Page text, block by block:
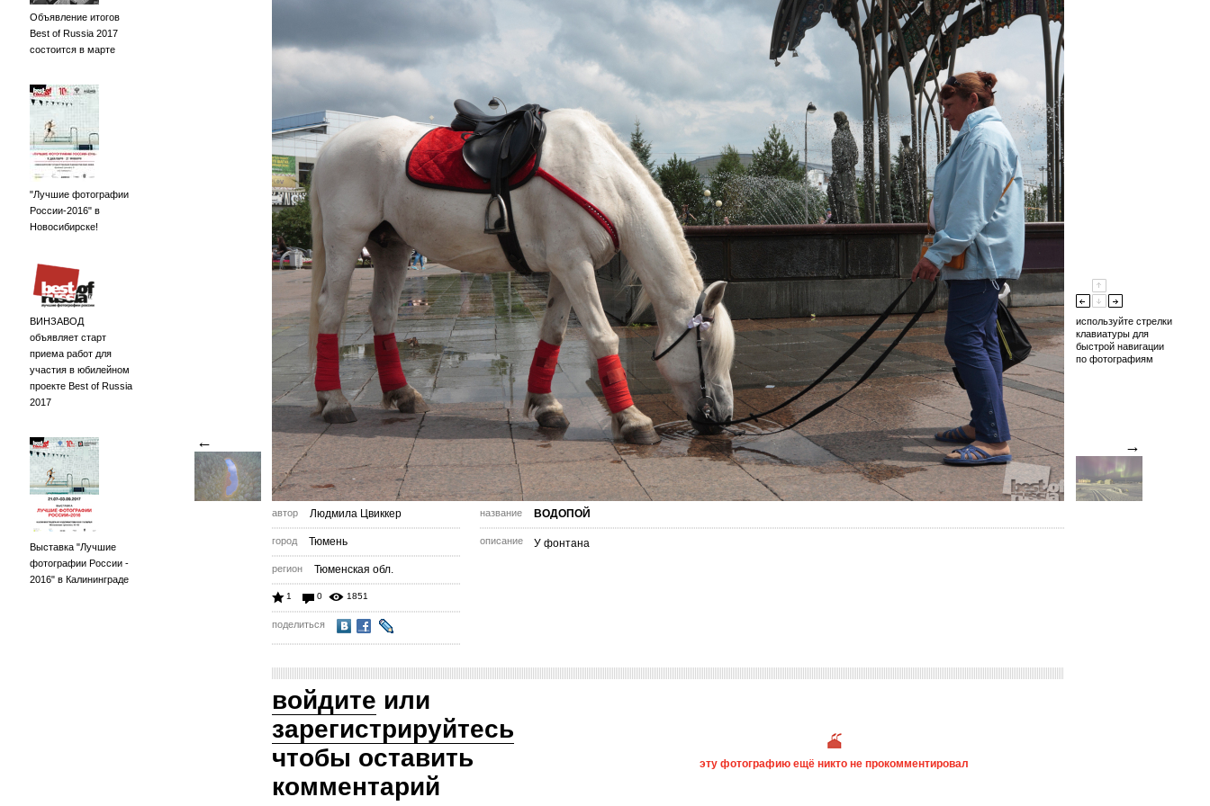
Объявление итогов
Best of Russia 2017
состоится в марте
"Лучшие фотографии
России-2016" в
Новосибирске!
ВИНЗАВОД
объявляет старт
приема работ для
участия в юбилейном
проекте Best of Russia
2017
Выставка "Лучшие
фотографии России -
2016" в Калининграде
← →
используйте стрелки
клавиатуры для
быстрой навигации
по фотографиям
автор Людмила Цвиккер
город Тюмень
регион Тюменская обл.
1 0 1851
поделиться
название ВОДОПОЙ
описание У фонтана
войдите или
зарегистрируйтесь
чтобы оставить
комментарий
эту фотографию ещё никто не прокомментировал